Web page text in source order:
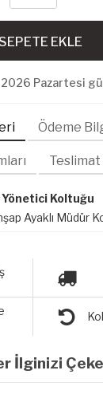
SEPETE EKLE
2026 Pazartesi
Ödeme
Koltuğu
Ayaklı Müdür
İlginizi